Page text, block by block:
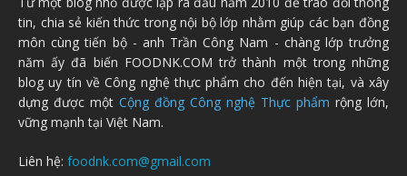
tin, chia sẻ kiến thức trong nội bộ lớp nhằm giúp các bạn đồng
môn cùng tiến bộ - anh Trần Công Nam - chàng lớp trưởng
năm ấy đã biến FOODNK.COM trở thành một trong những
blog uy tín về Công nghệ thực phẩm cho đến hiện tại, và xây
dựng được một Cộng đồng Công nghệ Thực phẩm rộng lớn,
vững mạnh tại Việt Nam.
Liên hệ: foodnk.com@gmail.com